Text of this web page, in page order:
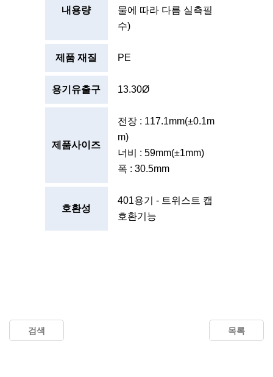
내용량
물에 따라 다름 실측필
수)
제품 재질 PE
용기유출구 13.30Ø
제품사이즈
전장 : 117.1mm(±0.1m
m)
너비 : 59mm(±1mm)
폭 : 30.5mm
호환성
401용기 - 트위스트 캡
호환기능
검색 목록